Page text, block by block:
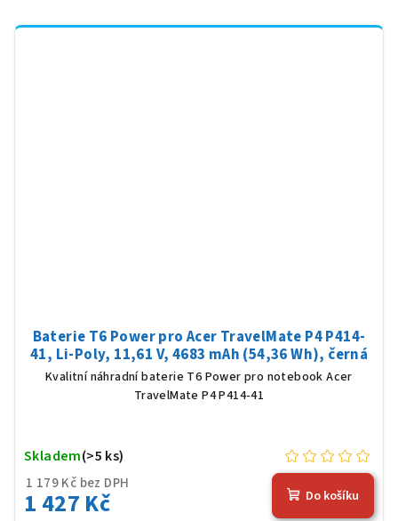
Baterie T6 Power pro Acer TravelMate P4 P414-
41, Li-Poly, 11,61 V, 4683 mAh (54,36 Wh), černá
Kvalitní náhradní baterie T6 Power pro notebook Acer
TravelMate P4 P414-41
1 179 Kč bez DPH
1 427 Kč
Skladem(>5 ks)
Do košíku